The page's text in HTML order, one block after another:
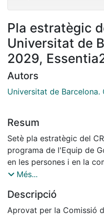
Pla estratègic
Universitat de
2029,
Autors
Universitat de Barcelona.
Resum
Setè pla estratègic del
programa de l'Equip de
en les persones i en la
sostenibilitat, la igualtat
ciberseguretat i la
la digitalització.
Més...
Descripció
Aprovat per la Comissió